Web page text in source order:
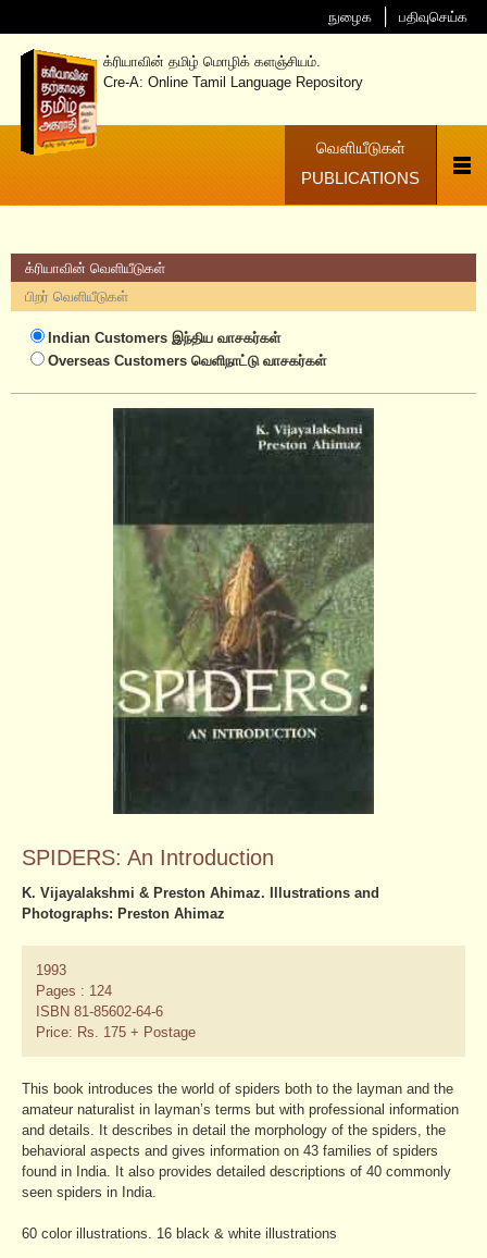
க்ரியாவின் தமிழ் மொழிக் களஞ்சியம்.
Cre-A: Online Tamil Language Repository
வெளியீடுகள்
PUBLICATIONS
நுழைக பதிவுசெய்க
க்ரியாவின் வெளியீடுகள்
பிறர் வெளியீடுகள்
Indian Customersஇந்திய வாசகர்கள்
Overseas Customersவெளிநாட்டு வாசகர்கள்
SPIDERS: An Introduction
K. Vijayalakshmi & Preston Ahimaz. Illustrations and
Photographs: Preston Ahimaz
1993
Pages : 124
ISBN 81-85602-64-6
Price: Rs. 175 + Postage
This book introduces the world of spiders both to the layman and the
amateur naturalist in layman’s terms but with professional information
and details. It describes in detail the morphology of the spiders, the
behavioral aspects and gives information on 43 families of spiders
found in India. It also provides detailed descriptions of 40 commonly
seen spiders in India.
60 color illustrations. 16 black & white illustrations